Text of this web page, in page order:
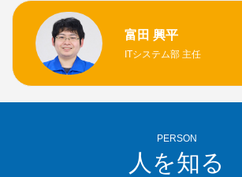
富田 興平
ITシステム部 主任
PERSON
人を知る